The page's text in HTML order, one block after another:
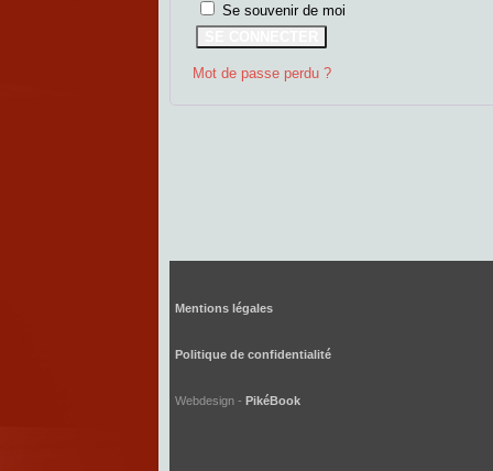
Se souvenir de moi
Mot de passe perdu ?
Mentions légales
Politique de confidentialité
Webdesign - PikéBook